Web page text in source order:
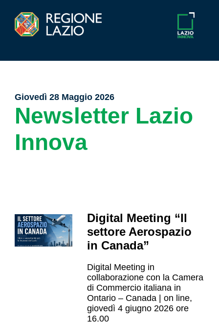
Giovedì 28 Maggio 2026
Newsletter Lazio
Innova
Digital Meeting “Il
settore Aerospazio
in Canada”
Digital Meeting in
collaborazione con la Camera
di Commercio italiana in
Ontario – Canada | on line,
giovedì 4 giugno 2026 ore
16.00